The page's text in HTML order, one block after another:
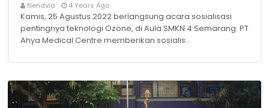
Nendvia 4 Years Ago
Kamis, 25 Agustus 2022 berlangsung acara sosialisasi
pentingnya teknologi Ozone, di Aula SMKN 4 Semarang. PT
Ahya Medical Centre memberikan sosialis…